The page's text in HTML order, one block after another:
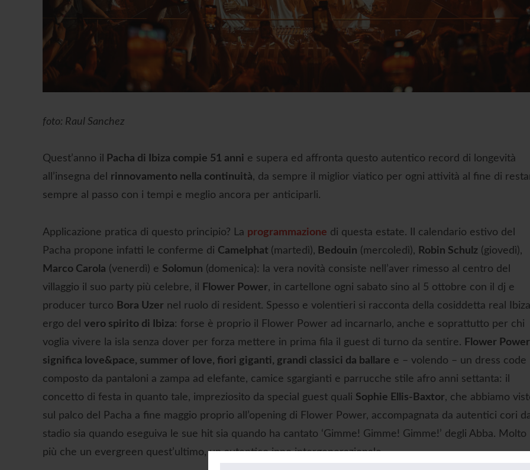
foto: Raul Sanchez
Quest’anno il Pacha di Ibiza compie 51 anni e supera ed affronta questo autentico record di longevità
all’insegna del rinnovamento nella continuità, da sempre il miglior viatico per ogni attività al fine di
sempre al passo con i tempi e meglio ancora per anticiparli.
Applicazione pratica di questo principio? La programmazione di questa estate. Il calendario estivo del
Pacha propone infatti le conferme di Camelphat (martedì), Bedouin (mercoledì), Robin Schulz (giovedì),
Marco Carola (venerdì) e Solomun (domenica): la vera novità consiste nell’aver rimesso al centro del
villaggio il suo party più celebre, il
Flower Power, in cartellone ogni sabato sino al 5 ottobre con il dj e
producer turco Bora Uzer nel ruolo di resident. Spesso e volentieri si racconta della cosiddetta real
ergo del vero spirito di Ibiza: forse è proprio il Flower Power ad incarnarlo, anche e soprattutto per chi
voglia vivere la isla senza dover per forza mettere in prima fila il guest di turno da sentire. Flower Power
significa love&pace, summer of love, fiori giganti, grandi classici da ballare e – volendo – un dress code
composto da pantaloni a zampa ad elefante, camice sgargianti e parrucche stile afro anni settanta: il
concetto di festa in quanto tale, impreziosito da special guest quali Sophie Ellis-Baxtor, che abbiamo
sul palco del Pacha a fine maggio proprio all’opening di Flower Power, accompagnata da autentici cori
stadio sia quando eseguiva le sue hit sia quando ha cantato ‘Gimme! Gimme! Gimme!’ degli Abba. Molto
più che un evergreen quest’ultimo, un autentico inno intergenerazionale.